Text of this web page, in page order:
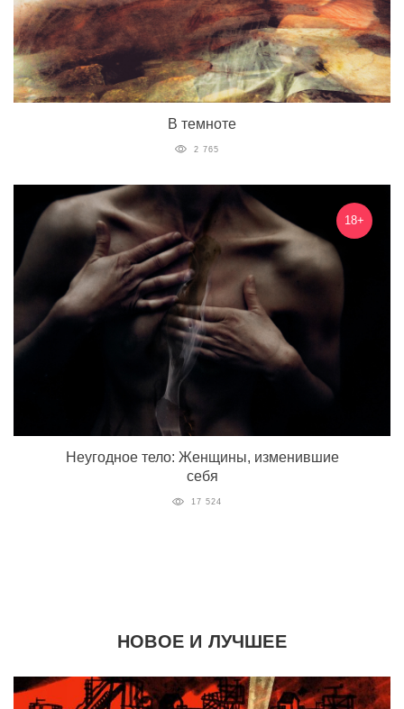
В темноте
2 765
18+
Неугодное тело: Женщины, изменившие
себя
17 524
НОВОЕ И ЛУЧШЕЕ